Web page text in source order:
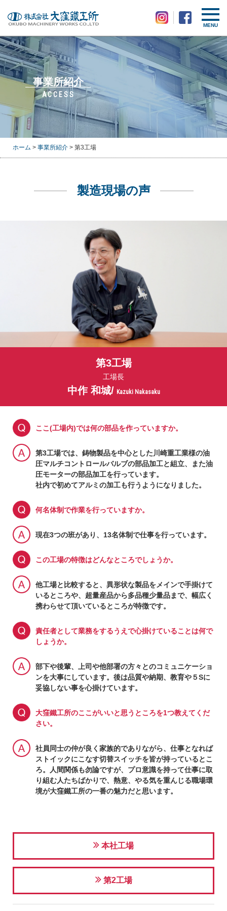
MENU
事業所紹介
ACCESS
ホーム > 事業所紹介 > 第3工場
製造現場の声
第3工場
工場長
中作 和城/ Kazuki Nakasaku
ここ(工場内)では何の部品を作っていますか。
第3工場では、鋳物製品を中心とした川崎重工業様の油
圧マルチコントロールバルブの部品加工と組立、また油
圧モーターの部品加工を行っています。
社内で初めてアルミの加工も行うようになりました。
何名体制で作業を行っていますか。
現在3つの班があり、13名体制で仕事を行っています。
この工場の特徴はどんなところでしょうか。
他工場と比較すると、異形状な製品をメインで手掛けて
いるところや、超量産品から多品種少量品まで、幅広く
携わらせて頂いているところが特徴です。
責任者として業務をするうえで心掛けていることは何で
しょうか。
部下や後輩、上司や他部署の方々とのコミュニケーショ
ンを大事にしています。後は品質や納期、教育や５Sに
妥協しない事を心掛けています。
大窪鐵工所のここがいいと思うところを1つ教えてくだ
さい。
社員同士の仲が良く家族的でありながら、仕事となれば
ストイックにこなす切替スイッチを皆が持っているとこ
ろ。人間関係も勿論ですが、プロ意識を持って仕事に取
り組む人たちばかりで、熱意、やる気を重んじる職場環
境が大窪鐵工所の一番の魅力だと思います。
本社工場
第2工場